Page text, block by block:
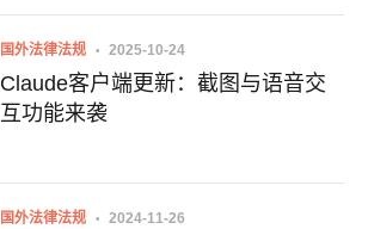
国外法律法规 2025-10-24
Claude客户端更新：截图与语音交
互功能来袭
国外法律法规 2024-11-26